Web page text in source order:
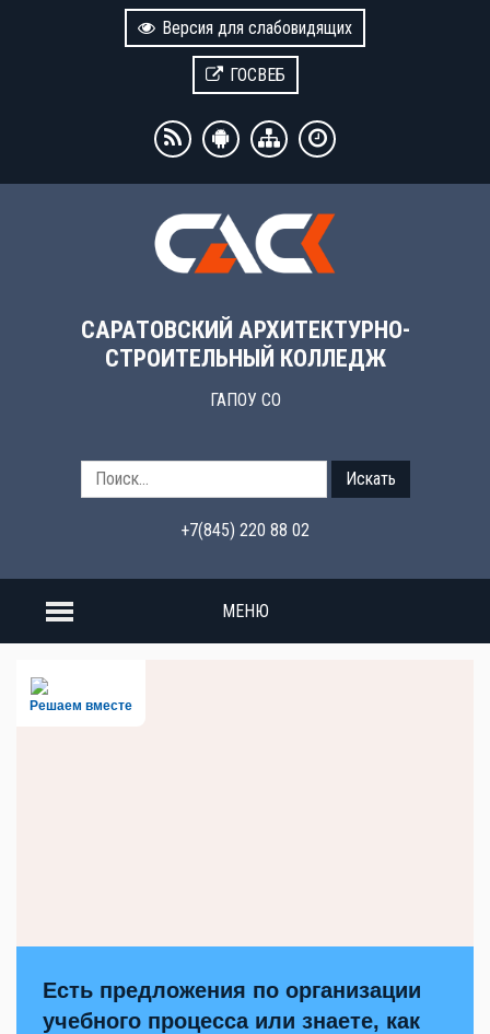
Версия для слабовидящих
ГОСВЕБ
САРАТОВСКИЙ АРХИТЕКТУРНО-
СТРОИТЕЛЬНЫЙ КОЛЛЕДЖ
ГАПОУ СО
Искать
+7(845) 220 88 02
МЕНЮ
Решаем вместе
Есть предложения по организации
учебного процесса или знаете, как